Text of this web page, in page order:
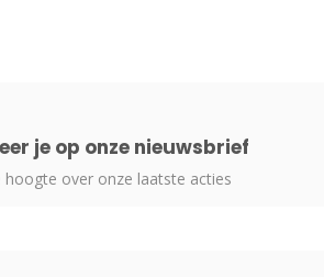
je op onze nieuwsbrief
hoogte over onze laatste acties